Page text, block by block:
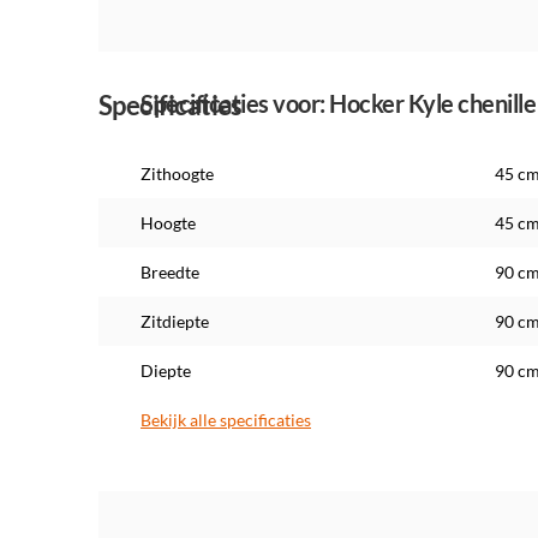
Specificaties
Specificaties voor: Hocker Kyle
Zithoogte 45 cm
Hoogte 45 cm
Breedte 90 cm
Zitdiepte 90 cm
Diepte 90 cm
Bekijk alle specificaties